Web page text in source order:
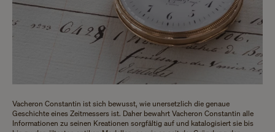
Vacheron Constantin ist sich bewusst, wie unersetzlich die genaue
Geschichte eines Zeitmessers ist. Daher bewahrt Vacheron Constantin alle
Informationen zu seinen Kreationen sorgfältig auf und katalogisiert sie bis